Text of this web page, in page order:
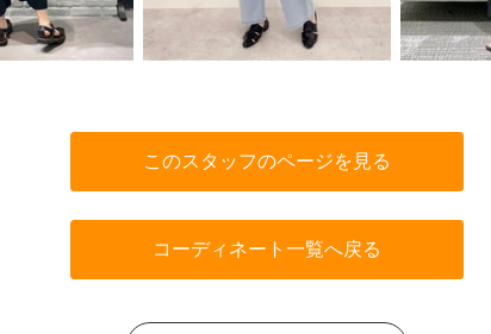
このスタッフのページを見る
コーディネート一覧へ戻る